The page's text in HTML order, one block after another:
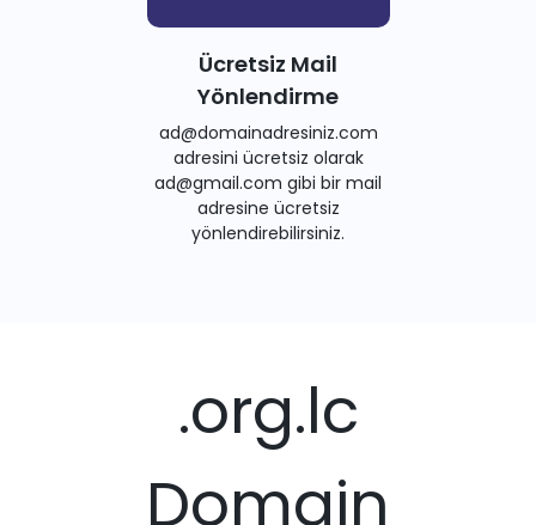
Ücretsiz Mail
Yönlendirme
ad@domainadresiniz.com
adresini ücretsiz olarak
ad@gmail.com gibi bir mail
adresine ücretsiz
yönlendirebilirsiniz.
.org.lc
Domain